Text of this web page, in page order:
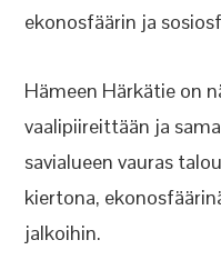
ekonosfäärin ja
Hämeen Härkätie on
vaalipiireittään ja
savialueen vauras
kiertona,
jalkoihin.